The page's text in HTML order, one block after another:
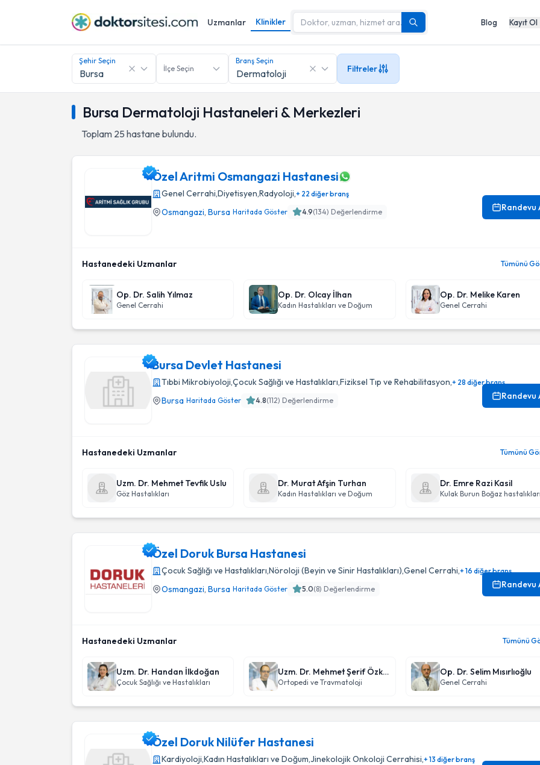
Uzmanlar Klinikler Blog Kayıt Ol
Şehir Seçin
İlçe Seçin
Branş Seçin
Filtreler
Bursa Dermatoloji Hastaneleri & Merkezleri
Toplam 25 hastane bulundu.
Özel Aritmi Osmangazi Hastanesi
Genel Cerrahi,Diyetisyen,Radyoloji,+ 22 diğer branş
Osmangazi, Bursa Haritada Göster 4.9(134) Değerlendirme Randevu
Hastanedeki Uzmanlar Tümünü
Op. Dr. Salih Yılmaz
Genel Cerrahi
Op. Dr. Olcay İlhan
Kadın Hastalıkları ve Doğum
Op. Dr. Melike Karen
Genel Cerrahi
Bursa Devlet Hastanesi
Tıbbi Mikrobiyoloji,Çocuk Sağlığı ve Hastalıkları,Fiziksel Tıp ve Rehabilitasyon,+ 28 diğer branş
Bursa Haritada Göster 4.8(112) Değerlendirme Randevu
Hastanedeki Uzmanlar Tümünü
Uzm. Dr. Mehmet Tevfik Uslu
Göz Hastalıkları
Dr. Murat Afşin Turhan
Kadın Hastalıkları ve Doğum
Dr. Emre Razi Kasil
Özel Doruk Bursa Hastanesi
Çocuk Sağlığı ve Hastalıkları,Nöroloji (Beyin ve Sinir Hastalıkları),Genel Cerrahi,+ 16 diğer branş
Osmangazi, Bursa Haritada Göster 5.0(8) Değerlendirme Randevu
Hastanedeki Uzmanlar Tümünü
Uzm. Dr. Handan İlkdoğan
Çocuk Sağlığı ve Hastalıkları
Uzm. Dr. Mehmet Şerif Özkan
Ortopedi ve Travmatoloji
Op. Dr. Selim Mısırlıoğlu
Genel Cerrahi
Özel Doruk Nilüfer Hastanesi
Kardiyoloji,Kadın Hastalıkları ve Doğum,Jinekolojik Onkoloji Cerrahisi,+ 13 diğer branş